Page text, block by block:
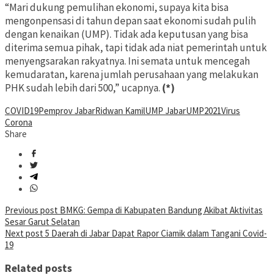
“Mari dukung pemulihan ekonomi, supaya kita bisa
mengonpensasi di tahun depan saat ekonomi sudah pulih
dengan kenaikan (UMP). Tidak ada keputusan yang bisa
diterima semua pihak, tapi tidak ada niat pemerintah untuk
menyengsarakan rakyatnya. Ini semata untuk mencegah
kemudaratan, karena jumlah perusahaan yang melakukan
PHK sudah lebih dari 500,” ucapnya. (*)
COVID19Pemprov JabarRidwan KamilUMP JabarUMP2021Virus
Corona
Share
Post
navigation
Previous post BMKG: Gempa di Kabupaten Bandung Akibat Aktivitas
Sesar Garut Selatan
Next post 5 Daerah di Jabar Dapat Rapor Ciamik dalam Tangani Covid-
19
Related posts